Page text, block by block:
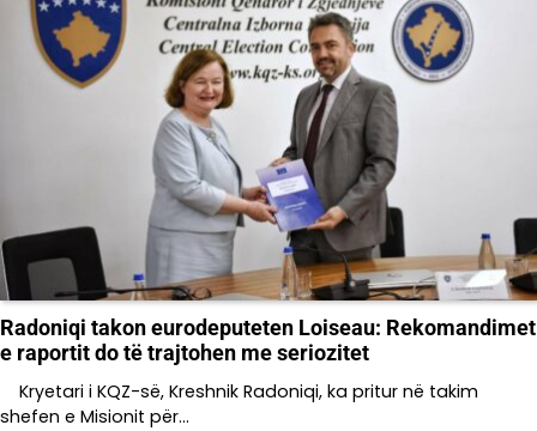
Radoniqi takon eurodeputeten Loiseau: Rekomandimet
e raportit do të trajtohen me seriozitet
Kryetari i KQZ-së, Kreshnik Radoniqi, ka pritur në takim
shefen e Misionit për…